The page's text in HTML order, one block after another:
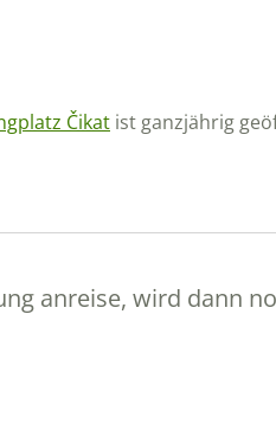
Čikat ist ganzjährig
anreise, wird dann